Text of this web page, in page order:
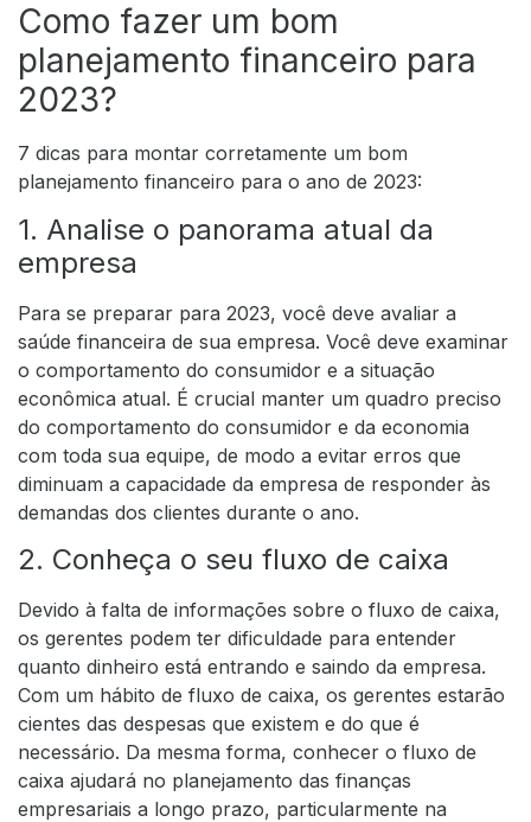
Como fazer um bom
planejamento financeiro para
2023?
7 dicas para montar corretamente um bom
planejamento financeiro para o ano de 2023:
1. Analise o panorama atual da
empresa
Para se preparar para 2023, você deve avaliar a
saúde financeira de sua empresa. Você deve examinar
o comportamento do consumidor e a situação
econômica atual. É crucial manter um quadro preciso
do comportamento do consumidor e da economia
com toda sua equipe, de modo a evitar erros que
diminuam a capacidade da empresa de responder às
demandas dos clientes durante o ano.
2. Conheça o seu fluxo de caixa
Devido à falta de informações sobre o fluxo de caixa,
os gerentes podem ter dificuldade para entender
quanto dinheiro está entrando e saindo da empresa.
Com um hábito de fluxo de caixa, os gerentes estarão
cientes das despesas que existem e do que é
necessário. Da mesma forma, conhecer o fluxo de
caixa ajudará no planejamento das finanças
empresariais a longo prazo, particularmente na